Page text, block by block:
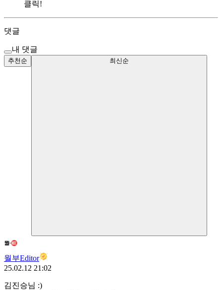
클릭!
댓글
내 댓글
추천순 최신순
월부Editor
25.02.12 21:02
김진승님 :)